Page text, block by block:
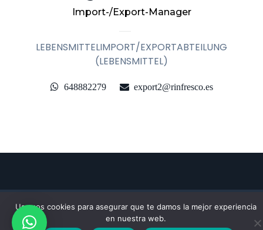
Import-/Export-Manager
LEBENSMITTELIMPORT/EXPORTABTEILUNG
(LEBENSMITTEL)
648882279 export2@rinfresco.es
WEB DESARROLLADA PORCOCO GLOBAL
MEDIA
Usamos cookies para asegurar que te damos la mejor experiencia
en nuestra web.